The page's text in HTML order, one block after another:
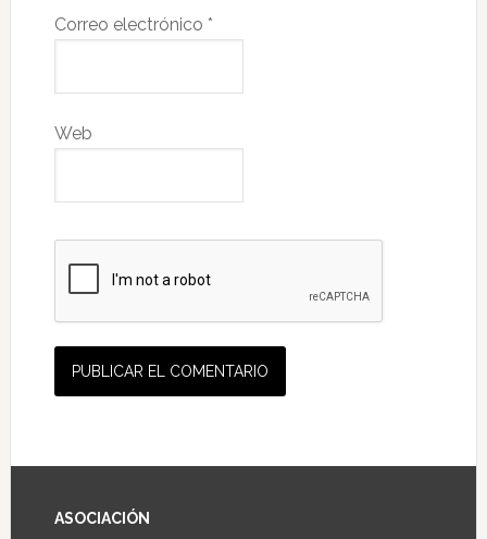
Correo electrónico *
Web
ASOCIACIÓN